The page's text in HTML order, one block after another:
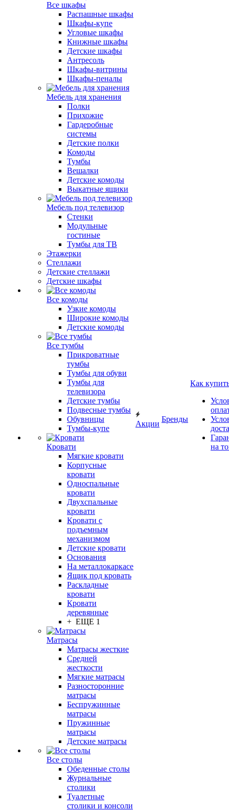
Все шкафы
Распашные шкафы
Шкафы-купе
Угловые шкафы
Книжные шкафы
Детские шкафы
Антресоль
Шкафы-витрины
Шкафы-пеналы
Мебель для хранения
Полки
Прихожие
Гардеробные
системы
Детские полки
Комоды
Тумбы
Вешалки
Детские комоды
Выкатные ящики
Мебель под телевизор
Стенки
Модульные
гостиные
Тумбы для ТВ
Этажерки
Стеллажи
Детские стеллажи
Детские шкафы
Все комоды
Узкие комоды
Широкие комоды
Детские комоды
Все тумбы
Прикроватные
тумбы
Тумбы для обуви
Тумбы для
телевизора
Детские тумбы
Подвесные тумбы
Обувницы
Тумбы-купе
Кровати
Мягкие кровати
Корпусные
кровати
Односпальные
кровати
Двухспальные
кровати
Кровати с
подъемным
механизмом
Детские кровати
Основания
На металлокаркасе
Ящик под кровать
Раскладные
кровати
Кровати
деревянные
+ ЕЩЕ 1
Матрасы
Матрасы жесткие
Средней
жесткости
Мягкие матрасы
Разносторонние
матрасы
Беспружинные
матрасы
Пружинные
матрасы
Детские матрасы
Все столы
Обеденные столы
Журнальные
столики
Туалетные
столики и консоли
Акции
Бренды
Как
на